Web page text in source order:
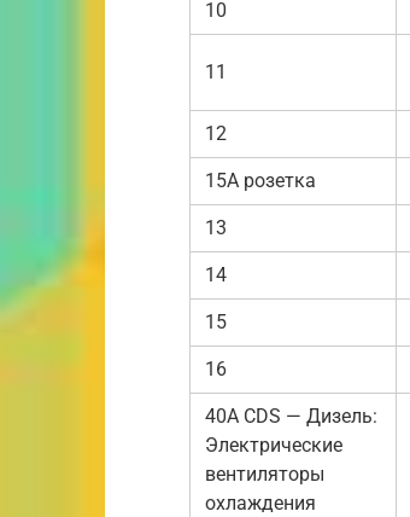
10
11
12
15A розетка
13
14
15
16
40A CDS — Дизель:
Электрические
вентиляторы
охлаждения